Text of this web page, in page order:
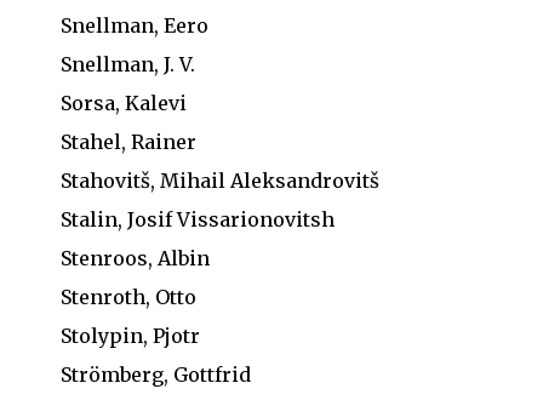
Snellman, Eero
Snellman, J. V.
Sorsa, Kalevi
Stahel, Rainer
Stahovitš, Mihail Aleksandrovitš
Stalin, Josif Vissarionovitsh
Stenroos, Albin
Stenroth, Otto
Stolypin, Pjotr
Strömberg, Gottfrid